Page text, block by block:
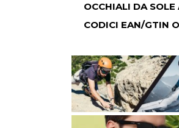
OCCHIALI DA
CODICI EAN/GTIN